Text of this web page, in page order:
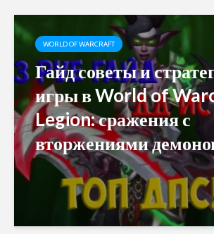
WORLD OF WARCRAFT
Гайд советы и
игры в World of
Legion: сражения с
вторжениями